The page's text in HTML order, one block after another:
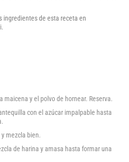
ingredientes de esta receta en
maicena y el polvo de hornear. Reserva.
con el azúcar impalpable hasta
mezcla bien.
de harina y amasa hasta formar una